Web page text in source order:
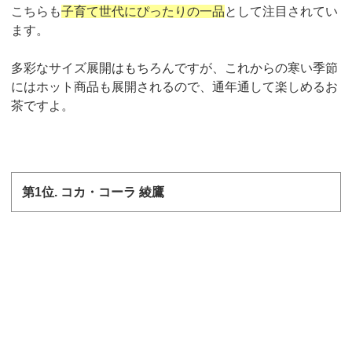
こちらも子育て世代にぴったりの一品として注目されてい
ます。
多彩なサイズ展開はもちろんですが、これからの寒い季節
にはホット商品も展開されるので、通年通して楽しめるお
茶ですよ。
第1位. コカ・コーラ 綾鷹